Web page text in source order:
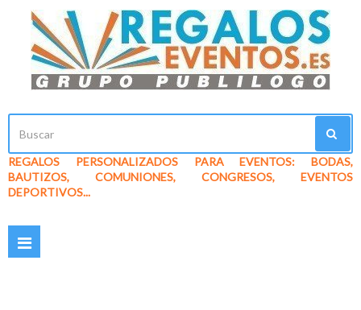
REGALOS PERSONALIZADOS PARA EVENTOS: BODAS,
BAUTIZOS, COMUNIONES, CONGRESOS, EVENTOS
DEPORTIVOS...
Navegación
Toggle